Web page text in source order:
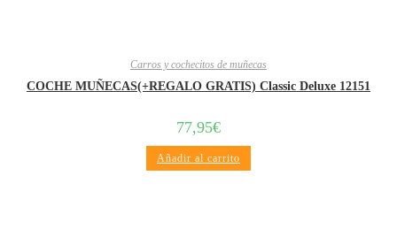
Carros y cochecitos de muñecas
COCHE MUÑECAS(+REGALO GRATIS) Classic Deluxe 12151
77,95€
Añadir al carrito